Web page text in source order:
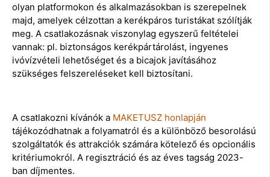
olyan platformokon és alkalmazásokban is szerepelnek
majd, amelyek célzottan a kerékpáros turistákat szólítják
meg. A csatlakozásnak viszonylag egyszerű feltételei
vannak: pl. biztonságos kerékpártárolást, ingyenes
ivóvízvételi lehetőséget és a bicajok javításához
szükséges felszereléseket kell biztosítani.
A csatlakozni kívánók a MAKETUSZ honlapján
tájékozódhatnak a folyamatról és a különböző besorolású
szolgáltatók és attrakciók számára kötelező és opcionális
kritériumokról. A regisztráció és az éves tagság 2023-
ban díjmentes.